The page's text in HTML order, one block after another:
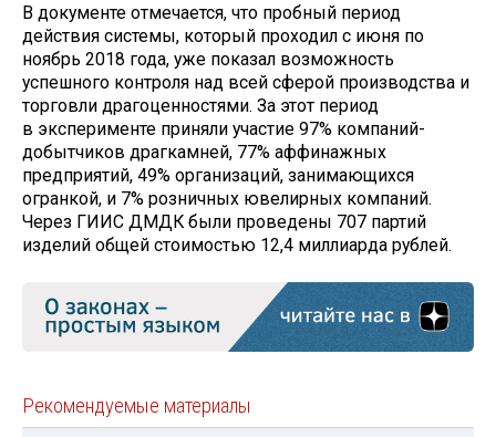
В документе отмечается, что пробный период
действия системы, который проходил с июня по
ноябрь 2018 года, уже показал возможность
успешного контроля над всей сферой производства и
торговли драгоценностями. За этот период
в эксперименте приняли участие 97% компаний-
добытчиков драгкамней, 77% аффинажных
предприятий, 49% организаций, занимающихся
огранкой, и 7% розничных ювелирных компаний.
Через ГИИС ДМДК были проведены 707 партий
изделий общей стоимостью 12,4 миллиарда рублей.
Рекомендуемые материалы